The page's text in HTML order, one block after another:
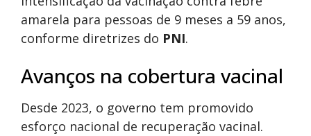
amarela para pessoas de 9 meses a 59 anos,
conforme diretrizes do PNI.
Avanços na cobertura vacinal
Desde 2023, o governo tem promovido
esforço nacional de recuperação vacinal.